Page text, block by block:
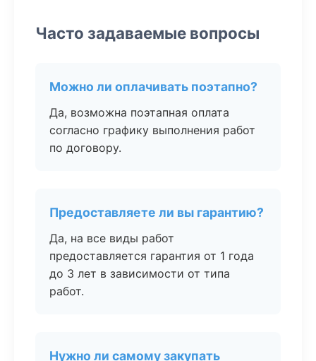
Часто задаваемые вопросы
Можно ли оплачивать поэтапно?
Да, возможна поэтапная оплата
согласно графику выполнения работ
по договору.
Предоставляете ли вы гарантию?
Да, на все виды работ
предоставляется гарантия от 1 года
до 3 лет в зависимости от типа
работ.
Нужно ли самому закупать